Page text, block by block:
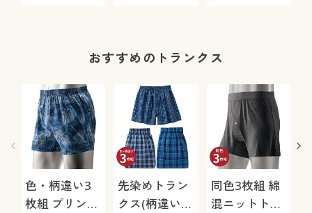
おすすめのトランクス
色・柄違い3
枚組 プリント
先染めトラン
クス(柄違い3
同色3枚組 綿
混ニットトラ